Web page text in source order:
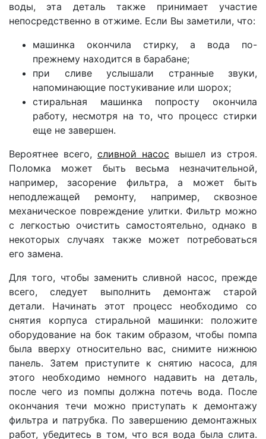
воды, эта деталь также принимает участие
непосредственно в отжиме. Если Вы заметили, что:
машинка окончила стирку, а вода по-
прежнему находится в барабане;
при сливе услышали странные звуки,
напоминающие постукивание или шорох;
стиральная машинка попросту окончила
работу, несмотря на то, что процесс стирки
еще не завершен.
Вероятнее всего, сливной насос вышел из строя.
Поломка может быть весьма незначительной,
например, засорение фильтра, а может быть
неподлежащей ремонту, например, сквозное
механическое повреждение улитки. Фильтр можно
с легкостью очистить самостоятельно, однако в
некоторых случаях также может потребоваться
его замена.
Для того, чтобы заменить сливной насос, прежде
всего, следует выполнить демонтаж старой
детали. Начинать этот процесс необходимо со
снятия корпуса стиральной машинки: положите
оборудование на бок таким образом, чтобы помпа
была вверху относительно вас, снимите нижнюю
панель. Затем приступите к снятию насоса, для
этого необходимо немного надавить на деталь,
после чего из помпы должна потечь вода. После
окончания течи можно приступать к демонтажу
фильтра и патрубка. По завершению демонтажных
работ, убедитесь в том, что вся вода была слита.